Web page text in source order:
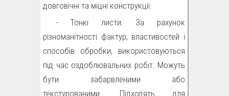
довговічні та міцні конструкції.
- Тонкі листи. За рахунок
різноманітності фактур, властивостей і
способів обробки, використовуються
під час оздоблювальних робіт. Можуть
бути забарвленими або
текстурованими. Підходять для